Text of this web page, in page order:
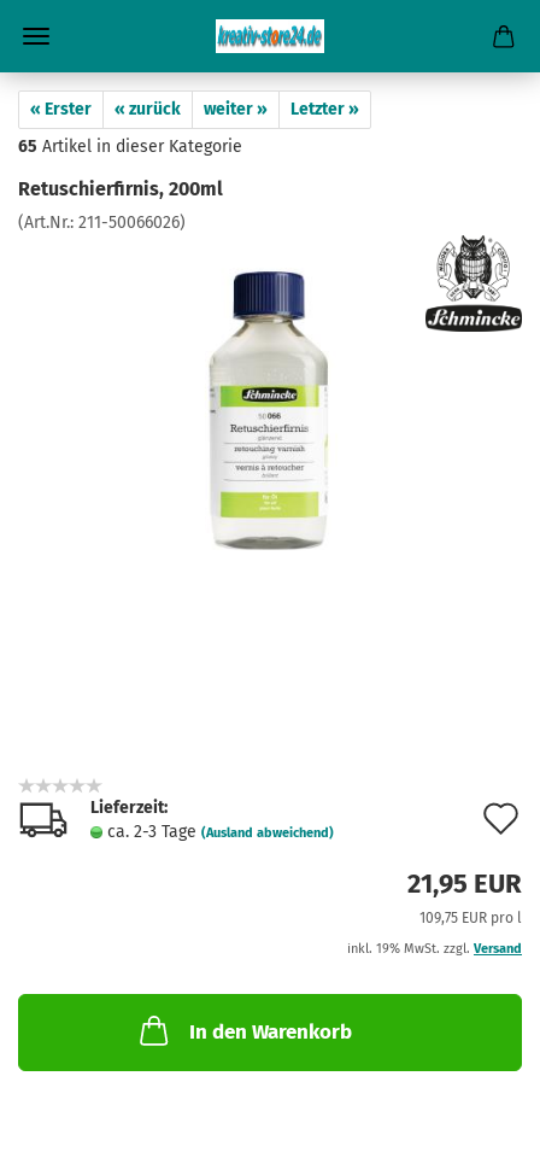
« Erster « zurück weiter »
Letzter »
65 Artikel in dieser Kategorie
Retuschierfirnis, 200ml
(Art.Nr.: 211-50066026)
Lieferzeit:
ca. 2-3 Tage (Ausland abweichend)
21,95 EUR
109,75 EUR pro l
inkl. 19% MwSt. zzgl. Versand
In den Warenkorb